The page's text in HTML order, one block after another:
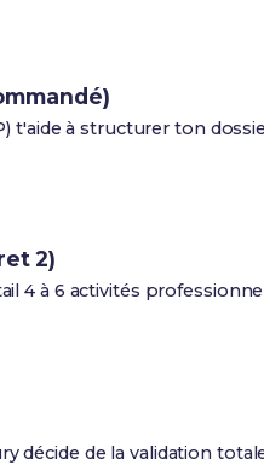
t'aide à structurer ton
2)
4 à 6 activités
décide de la validation